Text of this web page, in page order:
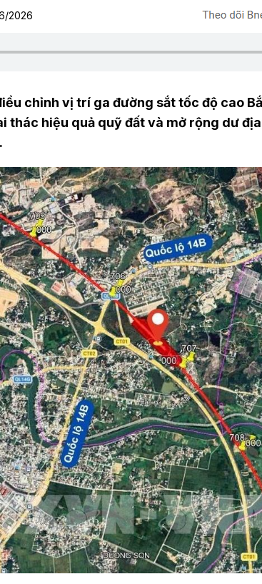
2026
chỉnh vị trí ga đường sắt tốc độ cao
thác hiệu quả quỹ đất và mở rộng dư